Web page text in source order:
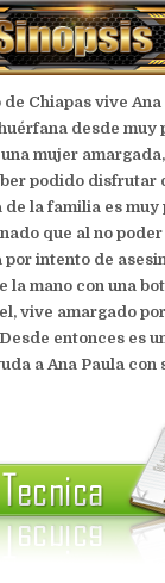
Chiapas vive
desde muy
mujer
podido
la familia es
que al no
intento de
la mano con una
vive amargado
entonces es
a Ana Paula